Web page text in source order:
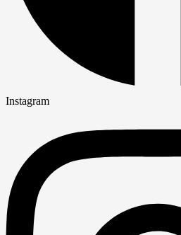
Instagram